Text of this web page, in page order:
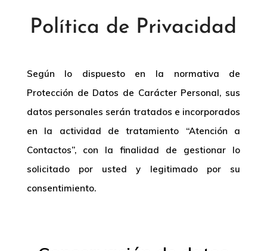
Política de Privacidad
Según lo dispuesto en la normativa de
Protección de Datos de Carácter Personal, sus
datos personales serán tratados e incorporados
en la actividad de tratamiento “Atención a
Contactos”, con la finalidad de gestionar lo
solicitado por usted y legitimado por su
consentimiento.